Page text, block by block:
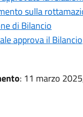
sulla
di Bilancio
approva il Bilancio
: 11 marzo